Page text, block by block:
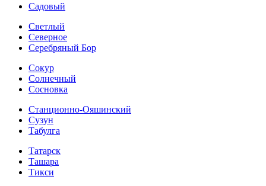
Садовый
Светлый
Северное
Серебряный Бор
Сокур
Солнечный
Сосновка
Станционно-Ояшинский
Сузун
Табулга
Татарск
Ташара
Тикси